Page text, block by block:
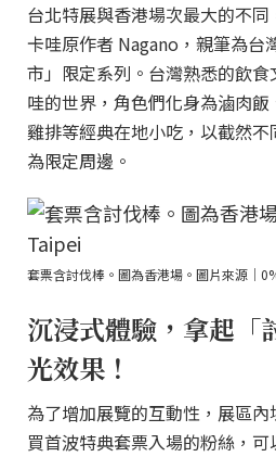
台北特展與香港場次最大的不
卡哇原作者 Nagano，親筆為台
市」限定系列。台灣熟悉的飲
哇的世界，角色們化身為滷肉
雞排等經典在地小吃，以截然
為限定周邊。
套票含討伐棒。圖為香港場。圖片來源｜
沉浸式體驗，拿起「
光效果！
為了增加展覽的互動性，展區
買首波特典套票入場的粉絲，